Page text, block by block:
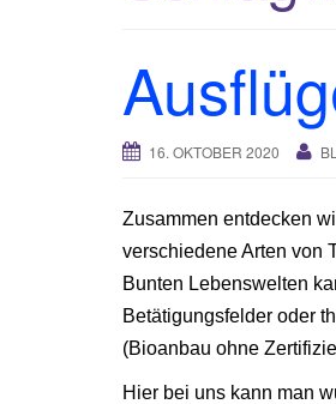
16. OKTOBER 2020 BL
Zusammen entdecken
verschiedene Arten von
Bunten Lebenswelten
Betätigungsfelder oder
(Bioanbau ohne
Hier bei uns kann man